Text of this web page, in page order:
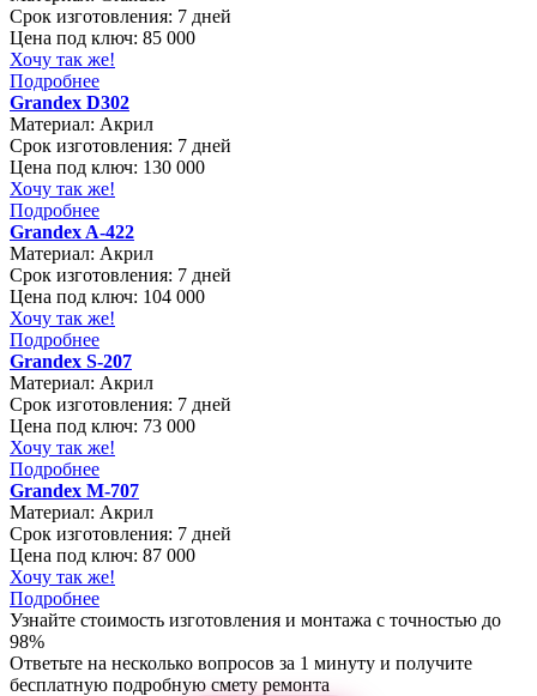
Срок изготовления: 7 дней
Цена под ключ: 85 000
Хочу так же!
Подробнее
Grandex D302
Материал: Акрил
Срок изготовления: 7 дней
Цена под ключ: 130 000
Хочу так же!
Подробнее
Grandex A-422
Материал: Акрил
Срок изготовления: 7 дней
Цена под ключ: 104 000
Хочу так же!
Подробнее
Grandex S-207
Материал: Акрил
Срок изготовления: 7 дней
Цена под ключ: 73 000
Хочу так же!
Подробнее
Grandex М-707
Материал: Акрил
Срок изготовления: 7 дней
Цена под ключ: 87 000
Хочу так же!
Подробнее
Узнайте стоимость изготовления и монтажа с точностью до
98%
Ответьте на несколько вопросов за 1 минуту и получите
бесплатную подробную смету ремонта